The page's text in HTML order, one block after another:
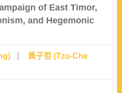
of East Timor,
and Hegemonic
黃子哲 (Tzu-Che